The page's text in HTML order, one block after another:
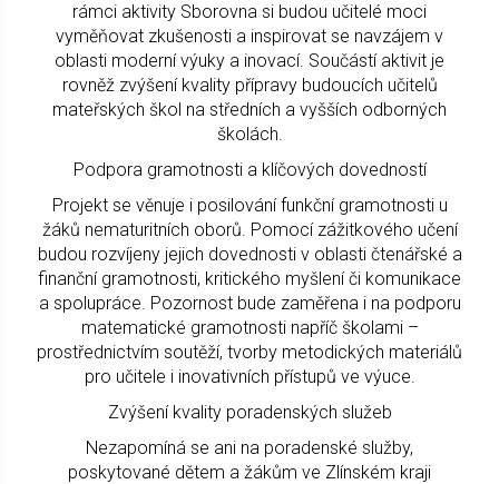
rámci aktivity Sborovna si budou učitelé moci
vyměňovat zkušenosti a inspirovat se navzájem v
oblasti moderní výuky a inovací. Součástí aktivit je
rovněž zvýšení kvality přípravy budoucích učitelů
mateřských škol na středních a vyšších odborných
školách.
Podpora gramotnosti a klíčových dovedností
Projekt se věnuje i posilování funkční gramotnosti u
žáků nematuritních oborů. Pomocí zážitkového učení
budou rozvíjeny jejich dovednosti v oblasti čtenářské a
finanční gramotnosti, kritického myšlení či komunikace
a spolupráce. Pozornost bude zaměřena i na podporu
matematické gramotnosti napříč školami –
prostřednictvím soutěží, tvorby metodických materiálů
pro učitele i inovativních přístupů ve výuce.
Zvýšení kvality poradenských služeb
Nezapomíná se ani na poradenské služby,
poskytované dětem a žákům ve Zlínském kraji